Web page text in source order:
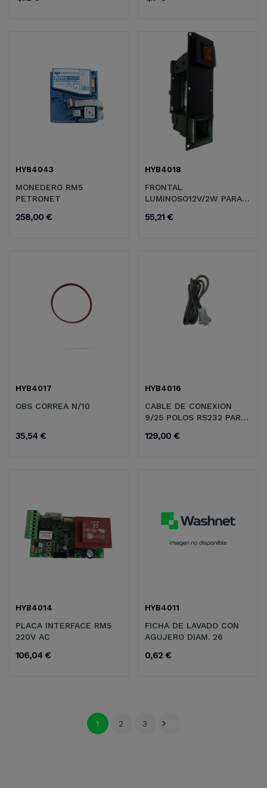
HYB4043
MONEDERO RM5
PETRONET
258,00 €
HYB4018
FRONTAL
LUMINOSO12V/2W PARA
55,21 €
HYB4017
OBS CORREA N/10
35,54 €
HYB4016
CABLE DE CONEXION
9/25 POLOS RS232 PARA
129,00 €
HYB4014
PLACA INTERFACE RM5
220V AC
106,04 €
HYB4011
FICHA DE LAVADO CON
AGUJERO DIAM. 26
0,62 €
1 2 3 